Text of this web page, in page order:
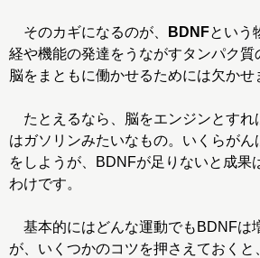
そのカギになるのが、 BDNFという
経や機能の発達をうながすタンパク質
脳をまともに働かせるためには欠かせ
たとえるなら、脳をエンジンとすれ
はガソリンみたいなもの。いくらがん
をしようが、BDNFが足りないと成果
わけです。
基本的にはどんな運動でもBDNFは
が、いくつかのコツを押さえておくと